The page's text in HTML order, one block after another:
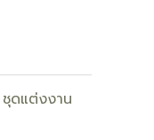
ชุดแต่งงาน